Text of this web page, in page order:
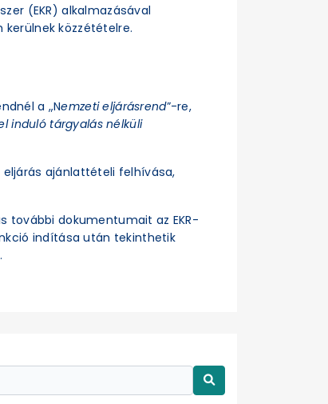
(EKR) alkalmazásával
kerülnek közzétételre.
a „Nemzeti eljárásrend”-re,
induló tárgyalás nélküli
ajánlattételi felhívása,
további dokumentumait az EKR-
indítása után tekinthetik